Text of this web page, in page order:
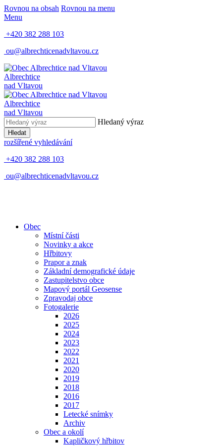
Rovnou na obsah Rovnou na menu
Menu
+420 382 288 103
ou@albrechticenadvltavou.cz
Albrechtice
nad Vltavou
Albrechtice
nad Vltavou
Hledaný výraz
Hledat
rozšířené vyhledávání
+420 382 288 103
ou@albrechticenadvltavou.cz
Obec
Místní části
Novinky a akce
Hřbitovy
Prapor a znak
Základní demografické údaje
Zastupitelstvo obce
Mapový portál Geosense
Zpravodaj obce
Fotogalerie
2026
2025
2024
2023
2022
2021
2020
2019
2018
2016
2017
Letecké snímky
Archiv
Obec a okolí
Kapličkový hřbitov